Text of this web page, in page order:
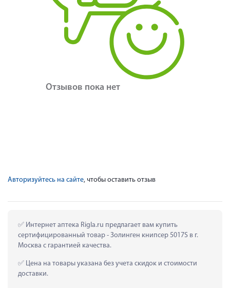
Отзывов пока нет
Авторизуйтесь на сайте, чтобы оставить отзыв
Интернет аптека Rigla.ru предлагает вам купить
сертифицированный товар - Золинген книпсер 5017S в г.
Москва с гарантией качества.
Цена на товары указана без учета скидок и стоимости
доставки.